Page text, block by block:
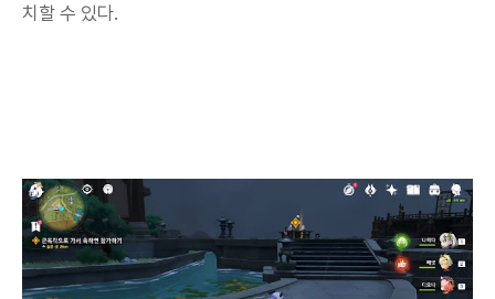
치할 수 있다.